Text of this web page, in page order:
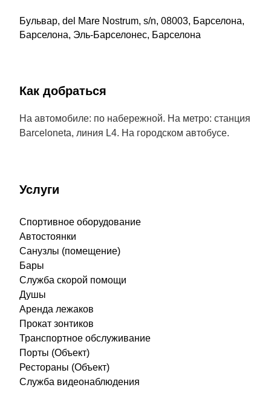
Бульвар, del Mare Nostrum, s/n, 08003, Барселона,
Барселона, Эль-Барселонес, Барселона
Как добраться
На автомобиле: по набережной. На метро: станция
Barceloneta, линия L4. На городском автобусе.
Услуги
Спортивное оборудование
Автостоянки
Санузлы (помещение)
Бары
Служба скорой помощи
Душы
Аренда лежаков
Прокат зонтиков
Транспортное обслуживание
Порты (Объект)
Рестораны (Объект)
Служба видеонаблюдения